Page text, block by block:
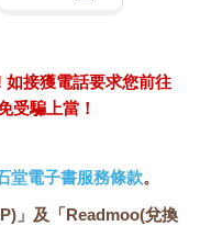
接獲電話要求您前往
受騙上當！
堂電子書服務條款。
」及「Readmoo(兌換